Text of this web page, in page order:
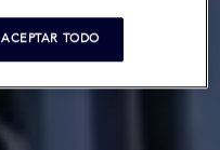
ACEPTAR TODO